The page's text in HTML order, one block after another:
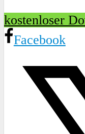
kostenloser
Facebook